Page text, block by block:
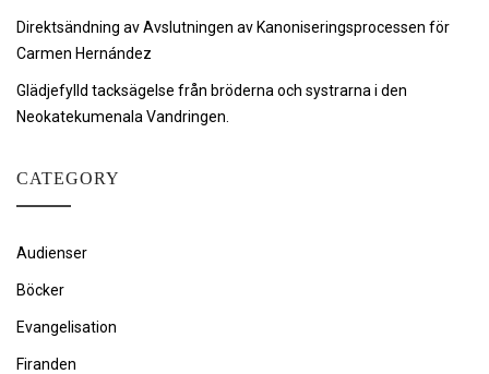
Direktsändning av Avslutningen av Kanoniseringsprocessen för
Carmen Hernández
Glädjefylld tacksägelse från bröderna och systrarna i den
Neokatekumenala Vandringen.
CATEGORY
Audienser
Böcker
Evangelisation
Firanden